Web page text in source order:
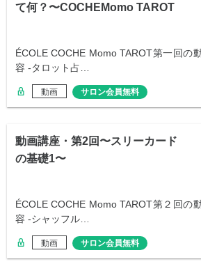
て何？〜COCHEMomo TAROT
ÉCOLE COCHE Momo TAROT第一回の
容 -タロット占…
動画 サロン会員無料
動画講座・第2回〜スリーカード
の基礎1〜
ÉCOLE COCHE Momo TAROT第２回の
容 -シャッフル…
動画 サロン会員無料